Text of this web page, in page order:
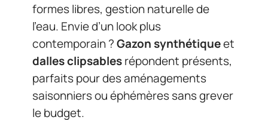
formes libres, gestion naturelle de
l’eau. Envie d’un look plus
contemporain ?Gazon synthétiqueet
dalles clipsablesrépondent présents,
parfaits pour des aménagements
saisonniers ou éphémères sans grever
le budget.